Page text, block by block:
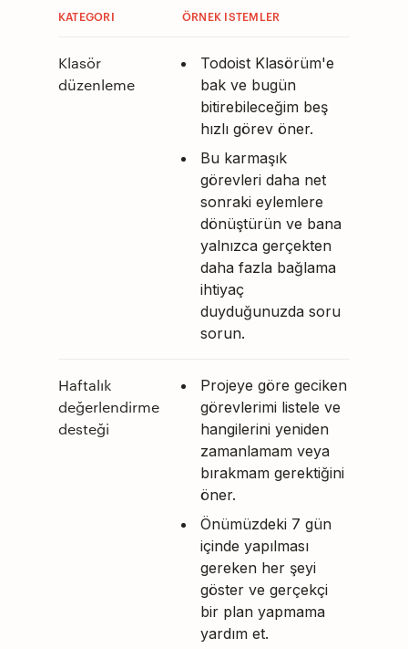
KATEGORI ÖRNEK ISTEMLER
Klasör
düzenleme
Todoist Klasörüm'e
bak ve bugün
bitirebileceğim beş
hızlı görev öner.
Bu karmaşık
görevleri daha net
sonraki eylemlere
dönüştürün ve bana
yalnızca gerçekten
daha fazla bağlama
ihtiyaç
duyduğunuzda soru
sorun.
Haftalık
değerlendirme
desteği
Projeye göre geciken
görevlerimi listele ve
hangilerini yeniden
zamanlamam veya
bırakmam gerektiğini
öner.
Önümüzdeki 7 gün
içinde yapılması
gereken her şeyi
göster ve gerçekçi
bir plan yapmama
yardım et.